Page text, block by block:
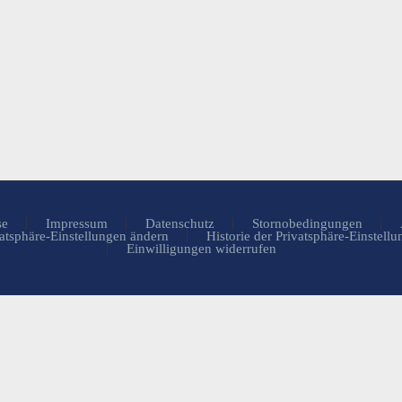
Impressum Datenschutz Stornobedingungen
Einstellungen ändern
Historie der Privatsphäre-
Einwilligungen widerrufen